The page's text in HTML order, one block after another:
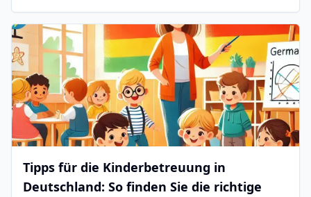
Tipps für die Kinderbetreuung in
Deutschland: So finden Sie die richtige